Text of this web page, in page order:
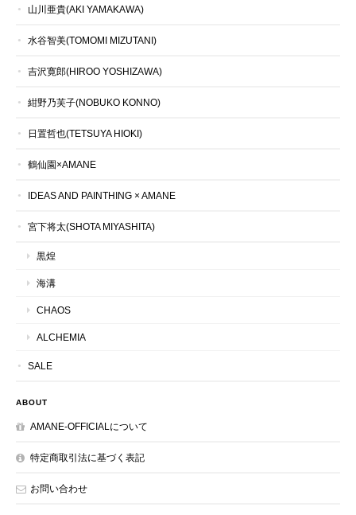
山川亜貴(AKI YAMAKAWA)
水谷智美(TOMOMI MIZUTANI)
吉沢寛郎(HIROO YOSHIZAWA)
紺野乃芙子(NOBUKO KONNO)
日置哲也(TETSUYA HIOKI)
鶴仙園×AMANE
IDEAS AND PAINTHING × AMANE
宮下将太(SHOTA MIYASHITA)
黒煌
海溝
CHAOS
ALCHEMIA
SALE
ABOUT
AMANE-OFFICIALについて
特定商取引法に基づく表記
お問い合わせ